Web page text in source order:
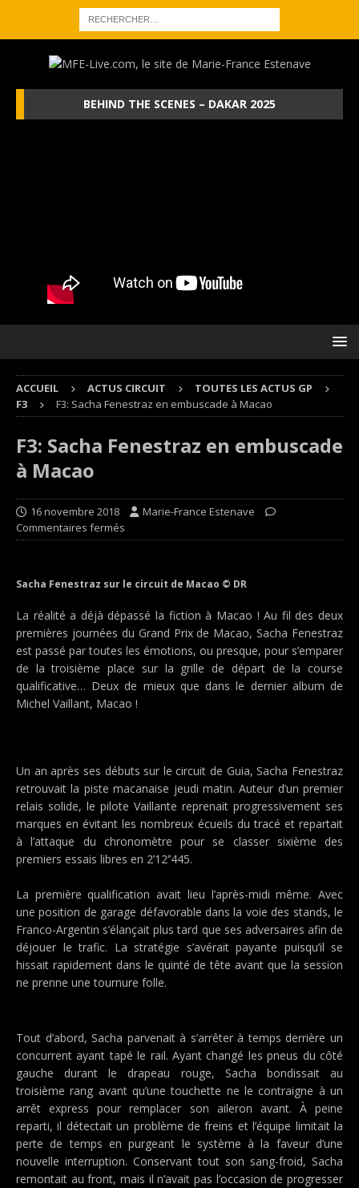
BEHIND THE SCENES – DAKAR 2025
ACCUEIL ACTUS CIRCUIT
TOUTES LES ACTUS GP
F3
F3: Sacha Fenestraz en embuscade à Macao
F3: Sacha Fenestraz en embuscade
à Macao
16 novembre 2018
Marie-France Estenave
Commentaires fermés
Sacha Fenestraz sur le circuit de Macao © DR
La réalité a déjà dépassé la fiction à Macao ! Au fil des deux
premières journées du Grand Prix de Macao, Sacha Fenestraz
est passé par toutes les émotions, ou presque, pour s’emparer
de la troisième place sur la grille de départ de la course
qualificative… Deux de mieux que dans le dernier album de
Michel Vaillant, Macao !
Un an après ses débuts sur le circuit de Guia, Sacha Fenestraz
retrouvait la piste macanaise jeudi matin. Auteur d’un premier
relais solide, le pilote Vaillante reprenait progressivement ses
marques en évitant les nombreux écueils du tracé et repartait
à l’attaque du chronomètre pour se classer sixième des
premiers essais libres en 2’12’’445.
La première qualification avait lieu l’après-midi même. Avec
une position de garage défavorable dans la voie des stands, le
Franco-Argentin s’élançait plus tard que ses adversaires afin de
déjouer le trafic. La stratégie s’avérait payante puisqu’il se
hissait rapidement dans le quinté de tête avant que la session
ne prenne une tournure folle.
Tout d’abord, Sacha parvenait à s’arrêter à temps derrière un
concurrent ayant tapé le rail. Ayant changé les pneus du côté
gauche durant le drapeau rouge, Sacha bondissait au
troisième rang avant qu’une touchette ne le contraigne à un
arrêt express pour remplacer son aileron avant. À peine
reparti, il détectait un problème de freins et l’équipe limitait la
perte de temps en purgeant le système à la faveur d’une
nouvelle interruption. Conservant tout son sang-froid, Sacha
remontait au front, mais il n’avait pas l’occasion de progresser